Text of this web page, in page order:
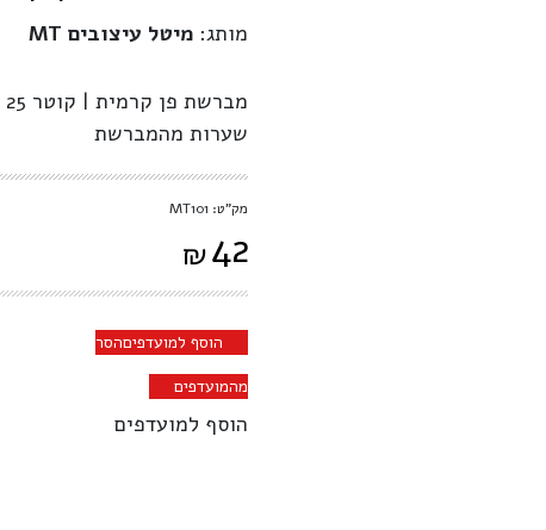
מותג: מיטל עיצובים MT
שערות מהמברשת
מק"ט: MT101
₪42
הוסף למועדפיםהסר
מהמועדפים
הוסף למועדפים